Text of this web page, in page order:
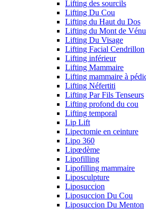
Lifting des sourcils
Lifting Du Cou
Lifting du Haut du Dos
Lifting du Mont de
Lifting Du Visage
Lifting Facial Cendrillon
Lifting inférieur
Lifting Mammaire
Lifting mammaire à
Lifting Néfertiti
Lifting Par Fils Tenseurs
Lifting profond du cou
Lifting temporal
Lip Lift
Lipectomie en ceinture
Lipo 360
Lipœdème
Lipofilling
Lipofilling mammaire
Liposculpture
Liposuccion
Liposuccion Du Cou
Liposuccion Du Menton